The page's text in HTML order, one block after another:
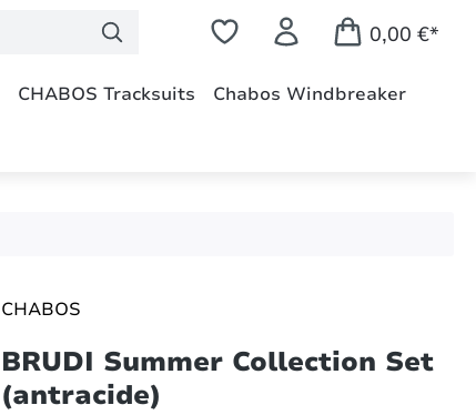
0,00 €*
CHABOS Tracksuits
Chabos Windbreaker
CHABOS
BRUDI Summer Collection Set
(antracide)